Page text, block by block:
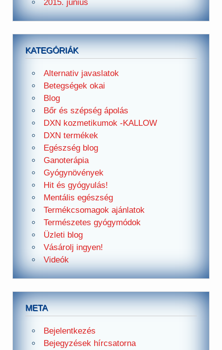
2015. június
KATEGÓRIÁK
Alternativ javaslatok
Betegségek okai
Blog
Bőr és szépség ápolás
DXN kozmetikumok -KALLOW
DXN termékek
Egészség blog
Ganoterápia
Gyógynövények
Hit és gyógyulás!
Mentális egészség
Termékcsomagok ajánlatok
Természetes gyógymódok
Üzleti blog
Vásárolj ingyen!
Videók
META
Bejelentkezés
Bejegyzések hírcsatorna